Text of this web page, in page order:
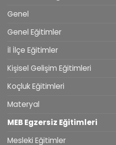
Genel
Genel Eğitimler
İl İlçe Eğitimler
Kişisel Gelişim Eğitimleri
Koçluk Eğitimleri
Materyal
MEB Egzersiz Eğitimleri
Mesleki Eğitimler